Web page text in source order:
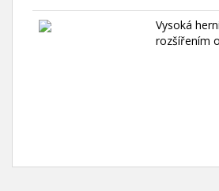
Vysoká
rozšířením